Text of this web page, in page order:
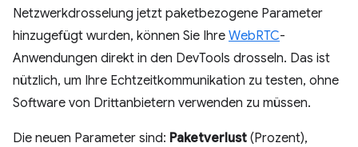
Netzwerkdrosselung jetzt paketbezogene Parameter
hinzugefügt wurden, können Sie Ihre WebRTC-
Anwendungen direkt in den DevTools drosseln. Das ist
nützlich, um Ihre Echtzeitkommunikation zu testen, ohne
Software von Drittanbietern verwenden zu müssen.
Die neuen Parameter sind: Paketverlust (Prozent),